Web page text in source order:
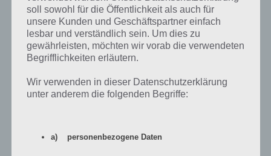
Spiele App Lumi herunterladen
Die Spiele App Lumi von Foundation Games könnt ihr euch sowohl
für Android, als auch für iOS im entsprechenden Store
herunterladen. Nachfolgend haben wir die Links zu den
soll sowohl für die Öffentlichkeit als auch für
unsere Kunden und Geschäftspartner einfach
lesbar und verständlich sein. Um dies zu
gewährleisten, möchten wir vorab die verwendeten
Begrifflichkeiten erläutern.
Wir verwenden in dieser Datenschutzerklärung
unter anderem die folgenden Begriffe:
a) personenbezogene Daten